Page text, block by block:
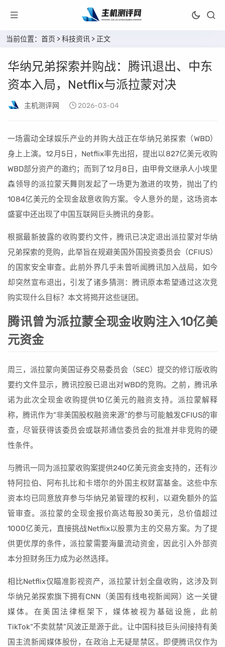
当前位置： 首页 >科技资讯 > 正文
华纳兄弟探索并购战：腾讯退出、中东
资本入局，Netflix与派拉蒙对决
主机测评网 2026-03-04
一场震动全球娱乐产业的并购大战正在华纳兄弟探索（WBD）
身上上演。12月5日，Netflix率先出招，提出以827亿美元收购
WBD部分资产的邀约；而到了12月8日，由甲骨文继承人小埃里
森领导的派拉蒙天舞则发起了一场更为激进的攻势，抛出了约
1084亿美元的全现金敌意收购方案。令人意外的是，这场资本
盛宴中还出现了中国互联网巨头腾讯的身影。
根据最新披露的收购要约文件，腾讯已决定退出派拉蒙对华纳
兄弟探索的竞购，此举旨在规避美国外国投资委员会（CFIUS）
的国家安全审查。此前外界几乎未曾听闻腾讯加入战局，如今
却突然宣布退出，引发了诸多猜测：腾讯原本希望通过这次竞
购实现什么目标？本文将揭开这些谜团。
腾讯曾为派拉蒙全现金收购注入10亿美
元资金
周三，派拉蒙向美国证券交易委员会（SEC）提交的修订版收购
要约文件显示，腾讯控股已退出对WBD的竞购。之前，腾讯承
诺为此次全现金收购提供10亿美元的融资支持。派拉蒙解释
称，腾讯作为“非美国股权融资来源”的参与可能触发CFIUS的审
查，尽管获得该委员会或联邦通信委员会的批准并非竞购的硬
性条件。
与腾讯一同为派拉蒙收购案提供240亿美元资金支持的，还有沙
特阿拉伯、阿布扎比和卡塔尔的外国主权财富基金。这些中东
资本均已同意放弃参与华纳兄弟管理的权利，以避免额外的监
管审查。派拉蒙的全现金报价高达每股30美元，总价值超过
1000亿美元，直接挑战Netflix以股票为主的交易方案。为了提
供更优厚的条件，派拉蒙需要海量流动资金，因此引入外部资
本分担财务压力成为必然选择。
相比Netflix仅瞄准影视资产，派拉蒙计划全盘收购，这涉及到
华纳兄弟探索旗下拥有CNN（美国有线电视新闻网）这一关键
媒体。在美国法律框架下，媒体被视为基础设施，此前
TikTok“不卖就禁”风波正是源于此。让中国科技巨头间接持有美
国主流新闻媒体股份，在政治上无疑是禁区。即便腾讯仅作为